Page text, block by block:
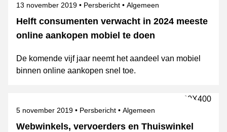
Helft consumenten verwacht in 2024 meeste
online aankopen mobiel te doen
Gepubliceerd op
13 november 2019 Categorie
Persbericht Onderwerpen
Algemeen
De komende vijf jaar neemt het aandeel van mobiel
binnen online aankopen snel toe.
Webwinkels, vervoerders en Thuiswinkel
Gepubliceerd op
5 november 2019 Categorie
Persbericht Onderwerpen
Algemeen